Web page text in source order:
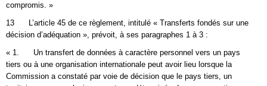
compromis. »
13 L’article 45 de ce règlement, intitulé « Transferts fondés sur une
décision d’adéquation », prévoit, à ses paragraphes 1 à 3 :
« 1. Un transfert de données à caractère personnel vers un pays
tiers ou à une organisation internationale peut avoir lieu lorsque la
Commission a constaté par voie de décision que le pays tiers, un